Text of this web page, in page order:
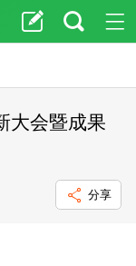
大会暨成果
分享